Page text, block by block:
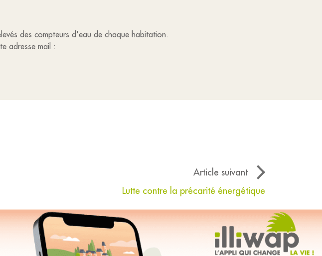
des compteurs d'eau de chaque habitation.
adresse mail :
Article suivant
Lutte contre la précarité énergétique